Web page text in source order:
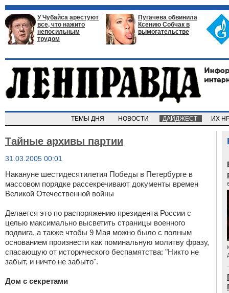
У Чубайса арестуют
все, что нажито
непосильным
трудом
Пугачева обвинила
Ксению Собчак в
вымогательстве
ТЕМЫ ДНЯ НОВОСТИ ДАЙДЖЕСТ ИХ
Тайные архивы партии
31.03.2005 00:01
Накануне шестидесятилетия Победы в Петербурге в
массовом порядке рассекречивают документы времен
Великой Отечественной войны
Делается это по распоряжению президента России с
целью максимально высветить страницы военного
подвига, а также чтобы 9 Мая можно было с полным
основанием произнести как поминальную молитву фразу,
спасающую от исторического беспамятства: "Никто не
забыт, и ничто не забыто".
Дом с секретами